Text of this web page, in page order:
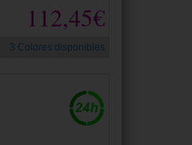
112,45€
3 Colores disponibles